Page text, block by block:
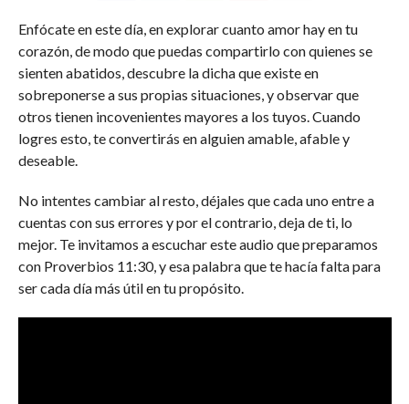
Enfócate en este día, en explorar cuanto amor hay en tu
corazón, de modo que puedas compartirlo con quienes se
sienten abatidos, descubre la dicha que existe en
sobreponerse a sus propias situaciones, y observar que
otros tienen incovenientes mayores a los tuyos. Cuando
logres esto, te convertirás en alguien amable, afable y
deseable.
No intentes cambiar al resto, déjales que cada uno entre a
cuentas con sus errores y por el contrario, deja de ti, lo
mejor. Te invitamos a escuchar este audio que preparamos
con Proverbios 11:30, y esa palabra que te hacía falta para
ser cada día más útil en tu propósito.